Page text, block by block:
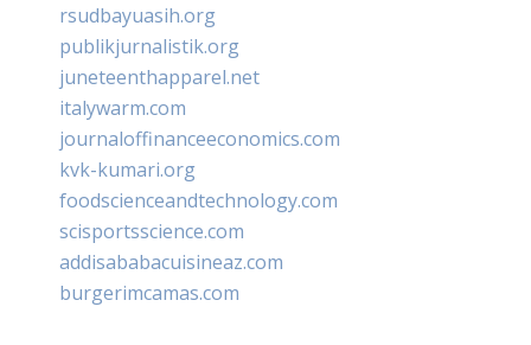
rsudbayuasih.org
publikjurnalistik.org
juneteenthapparel.net
italywarm.com
journaloffinanceeconomics.com
kvk-kumari.org
foodscienceandtechnology.com
scisportsscience.com
addisababacuisineaz.com
burgerimcamas.com